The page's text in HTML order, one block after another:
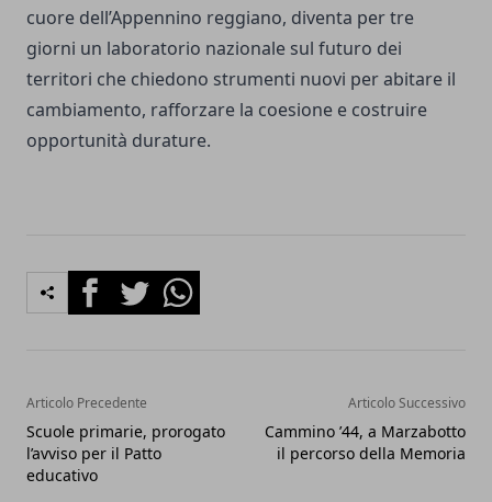
cuore dell’Appennino reggiano, diventa per tre
giorni un laboratorio nazionale sul futuro dei
territori che chiedono strumenti nuovi per abitare il
cambiamento, rafforzare la coesione e costruire
opportunità durature.
FacebookTwitterWhatsapp
Articolo Precedente
Scuole primarie, prorogato
l’avviso per il Patto
educativo
Articolo Successivo
Cammino ’44, a Marzabotto
il percorso della Memoria